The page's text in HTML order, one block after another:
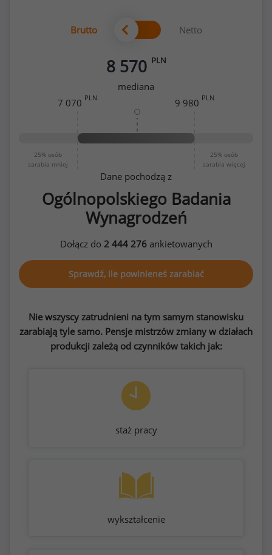
Brutto Netto
8 570 PLN
mediana
25% osób
zarabia mniej
25% osób
zarabia więcej
7 070 PLN 9 980 PLN
Dane pochodzą z
Ogólnopolskiego Badania
Wynagrodzeń
Dołącz do 2 444 276ankietowanych
Sprawdź, ile powinieneś zarabiać
Nie wszyscy zatrudnieni na tym samym stanowisku
zarabiają tyle samo. Pensje mistrzów zmiany w działach
produkcji zależą od czynników takich jak:
staż pracy
wykształcenie